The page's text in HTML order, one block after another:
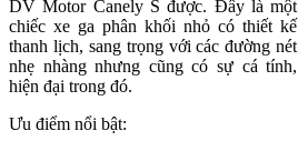
DV Motor Canely S được. Đây là một
chiếc xe ga phân khối nhỏ có thiết kế
thanh lịch, sang trọng với các đường nét
nhẹ nhàng nhưng cũng có sự cá tính,
hiện đại trong đó.
Ưu điểm nổi bật: